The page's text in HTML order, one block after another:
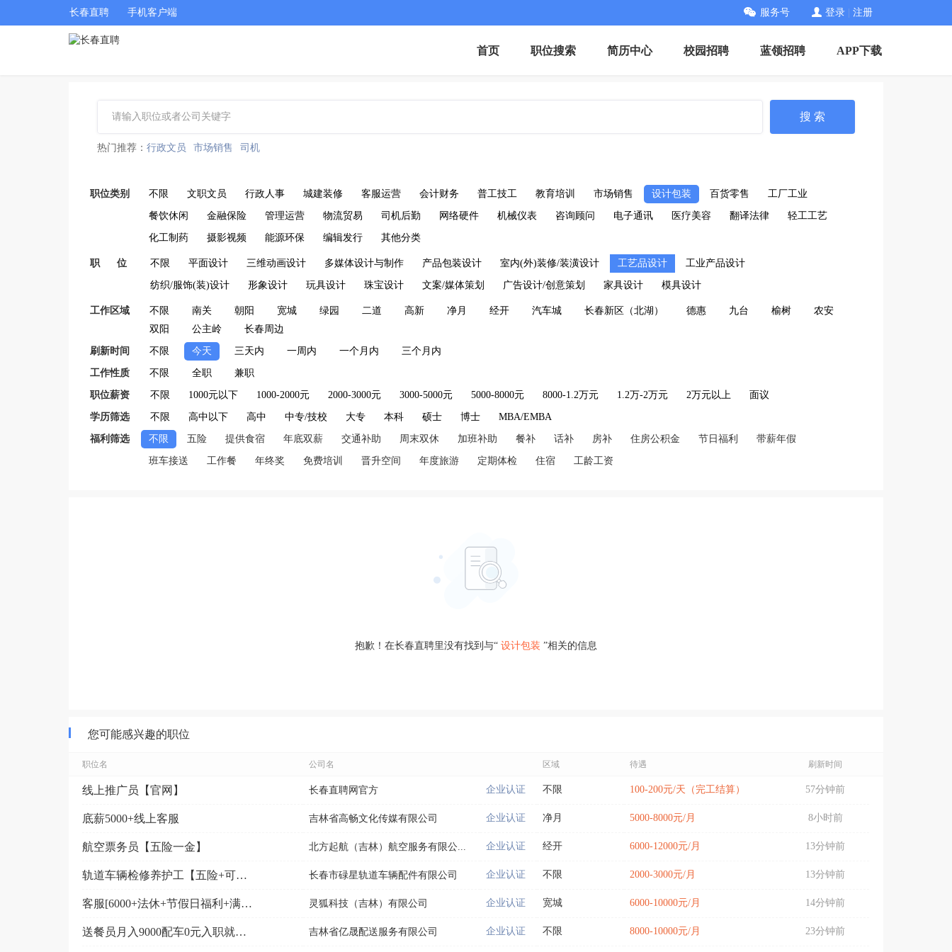
长春直聘 手机客户端 服务号 登录 注册
首页 职位搜索 简历中心 校园招聘 蓝领招聘 APP下载
搜 索
热门推荐： 行政文员 市场销售 司机
职位类别 不限 文职文员 行政人事 城建装修 客服运营 会计财务 普工技工 教育培训 市场销售 设计包装 百货零售 工厂工业
餐饮休闲 金融保险 管理运营 物流贸易 司机后勤 网络硬件 机械仪表 咨询顾问 电子通讯 医疗美容 翻译法律 轻工工艺
化工制药 摄影视频 能源环保 编辑发行 其他分类
职 位 不限 平面设计 三维动画设计 多媒体设计与制作 产品包装设计 室内(外)装修/装潢设计 工艺品设计 工业产品设计
纺织/服饰(装)设计 形象设计 玩具设计 珠宝设计 文案/媒体策划 广告设计/创意策划 家具设计 模具设计
工作区域 不限 南关 朝阳 宽城 绿园 二道 高新 净月 经开 汽车城 长春新区（北湖） 德惠 九台 榆树
农安
双阳
公主岭 长春周边
刷新时间 不限 今天 三天内 一周内 一个月内 三个月内
工作性质 不限 全职 兼职
职位薪资 不限 1000元以下 1000-2000元 2000-3000元 3000-5000元 5000-8000元 8000-1.2万元 1.2万-2万元 2万元以上 面议
学历筛选 不限 高中以下 高中 中专/技校 大专 本科 硕士 博士 MBA/EMBA
福利筛选 不限 五险 提供食宿 年底双薪 交通补助 周末双休 加班补助 餐补 话补 房补 住房公积金 节日福利 带薪年假
班车接送 工作餐 年终奖 免费培训 晋升空间 年度旅游 定期体检 住宿 工龄工资
抱歉！在长春直聘里没有找到与“ 设计包装 ”相关的信息
您可能感兴趣的职位
职位名 公司名 区域 待遇 刷新时间
线上推广员【官网】 长春直聘网官方 企业认证 不限 100-200元/天（完工结算） 57分钟前
底薪5000+线上客服 吉林省高畅文化传媒有限公司 企业认证 净月 5000-8000元/月 8小时前
航空票务员【五险一金】 北方起航（吉林）航空服务有限公... 企业认证 经开 6000-12000元/月 13分钟前
轨道车辆检修养护工【五险+可接受应届毕业生+周末双休... 长春市碌星轨道车辆配件有限公司 企业认证 不限 2000-3000元/月 13分钟前
客服[6000+法休+节假日福利+满一年五险一金] 灵狐科技（吉林）有限公司 企业认证 宽城 6000-10000元/月 14分钟前
送餐员月入9000配车0元入职就近分配 吉林省亿晟配送服务有限公司 企业认证 不限 8000-10000元/月 23分钟前